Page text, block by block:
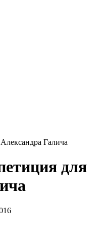
Галича
для